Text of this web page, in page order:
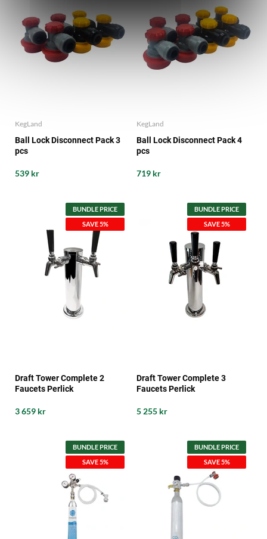
KegLand
Ball Lock Disconnect Pack 3
pcs
539 kr
KegLand
Ball Lock Disconnect Pack 4
pcs
719 kr
BUNDLE PRICE
SAVE 5%
Draft Tower Complete 2
Faucets Perlick
3 659 kr
BUNDLE PRICE
SAVE 5%
Draft Tower Complete 3
Faucets Perlick
5 255 kr
BUNDLE PRICE
SAVE 5%
BUNDLE PRICE
SAVE 5%